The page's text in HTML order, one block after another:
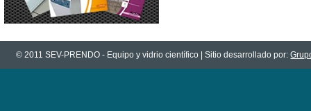
© 2011 SEV-PRENDO - Equipo y vidrio científico | Sitio desarrollado por: